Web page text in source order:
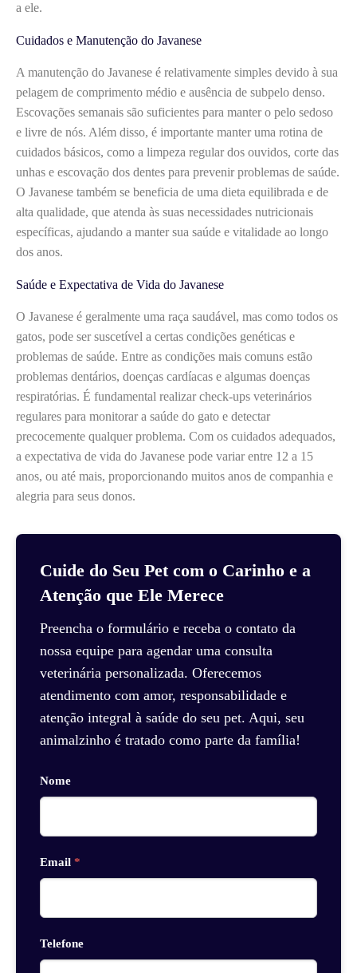
a ele.
Cuidados e Manutenção do Javanese
A manutenção do Javanese é relativamente simples devido à sua
pelagem de comprimento médio e ausência de subpelo denso.
Escovações semanais são suficientes para manter o pelo sedoso
e livre de nós. Além disso, é importante manter uma rotina de
cuidados básicos, como a limpeza regular dos ouvidos, corte das
unhas e escovação dos dentes para prevenir problemas de saúde.
O Javanese também se beneficia de uma dieta equilibrada e de
alta qualidade, que atenda às suas necessidades nutricionais
específicas, ajudando a manter sua saúde e vitalidade ao longo
dos anos.
Saúde e Expectativa de Vida do Javanese
O Javanese é geralmente uma raça saudável, mas como todos os
gatos, pode ser suscetível a certas condições genéticas e
problemas de saúde. Entre as condições mais comuns estão
problemas dentários, doenças cardíacas e algumas doenças
respiratórias. É fundamental realizar check-ups veterinários
regulares para monitorar a saúde do gato e detectar
precocemente qualquer problema. Com os cuidados adequados,
a expectativa de vida do Javanese pode variar entre 12 a 15
anos, ou até mais, proporcionando muitos anos de companhia e
alegria para seus donos.
Cuide do Seu Pet com o Carinho e a
Atenção que Ele Merece
Preencha o formulário e receba o contato da
nossa equipe para agendar uma consulta
veterinária personalizada. Oferecemos
atendimento com amor, responsabilidade e
atenção integral à saúde do seu pet. Aqui, seu
animalzinho é tratado como parte da família!
Nome
Email *
Telefone